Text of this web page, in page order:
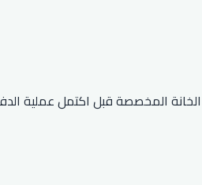
المخصصة قبل اكتمل عملية